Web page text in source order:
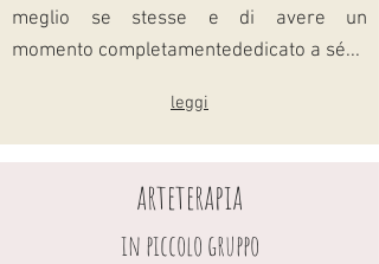
meglio se stesse e di avere un
momento completamentededicato a sé...
leggi
arteterapia
in piccolo gruppo